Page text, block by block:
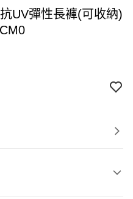
UV彈性長褲(可收納)